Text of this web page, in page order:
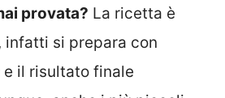
provata? La ricetta è
infatti si prepara con
il risultato finale